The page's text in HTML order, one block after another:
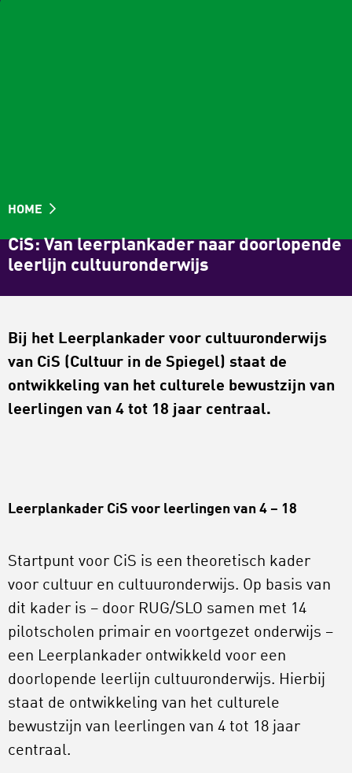
HOME
CiS: Van leerplankader naar doorlopende
leerlijn cultuuronderwijs
Bij het Leerplankader voor cultuuronderwijs
van CiS (Cultuur in de Spiegel) staat de
ontwikkeling van het culturele bewustzijn van
leerlingen van 4 tot 18 jaar centraal.
Leerplankader CiS voor leerlingen van 4 – 18
Startpunt voor CiS is een theoretisch kader
voor cultuur en cultuuronderwijs. Op basis van
dit kader is – door RUG/SLO samen met 14
pilotscholen primair en voortgezet onderwijs –
een Leerplankader ontwikkeld voor een
doorlopende leerlijn cultuuronderwijs. Hierbij
staat de ontwikkeling van het culturele
bewustzijn van leerlingen van 4 tot 18 jaar
centraal.